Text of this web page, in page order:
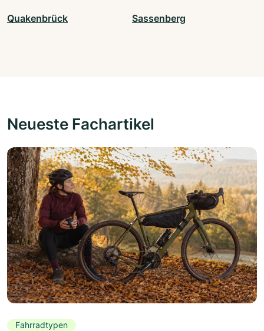
Quakenbrück Sassenberg
Neueste Fachartikel
Fahrradtypen